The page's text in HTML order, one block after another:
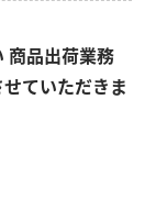
商品出荷業務
ていただきま